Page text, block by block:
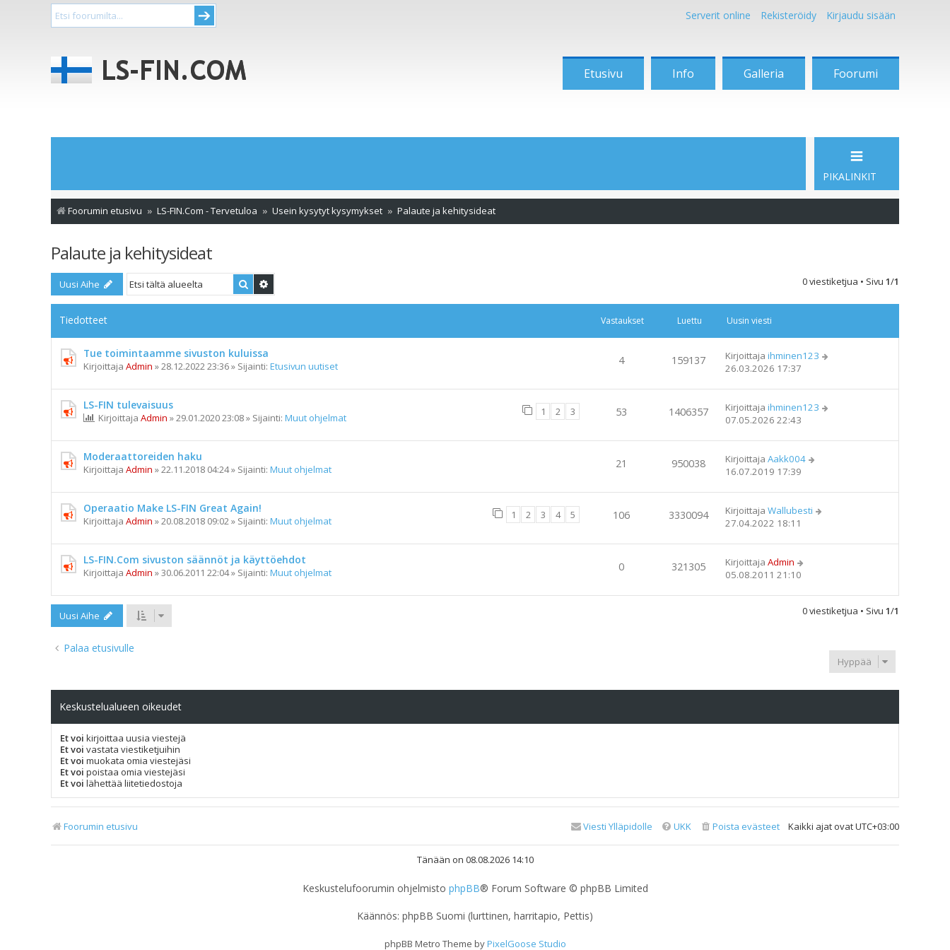
Serverit online Rekisteröidy Kirjaudu sisään
Etusivu Info Galleria Foorumi
PIKALINKIT
Foorumin etusivu LS-FIN.Com - Tervetuloa Usein kysytyt kysymykset Palaute ja kehitysideat
Palaute ja kehitysideat
Uusi Aihe Etsi 0 viestiketjua • Sivu 1/1
Tiedotteet Vastaukset Luettu Uusin viesti
Tue toimintaamme sivuston kuluissa
Kirjoittaja Admin »28.12.2022 23:36» Sijainti: Etusivun uutiset 4 159137 Kirjoittaja ihminen123
26.03.2026 17:37
LS-FIN tulevaisuus
Kirjoittaja Admin »29.01.2020 23:08» Sijainti: Muut ohjelmat 1 2 3 53 1406357 Kirjoittaja ihminen123
07.05.2026 22:43
Moderaattoreiden haku
Kirjoittaja Admin »22.11.2018 04:24» Sijainti: Muut ohjelmat 21 950038 Kirjoittaja Aakk004
16.07.2019 17:39
Operaatio Make LS-FIN Great Again!
Kirjoittaja Admin »20.08.2018 09:02» Sijainti: Muut ohjelmat 1 2 3 4 5 106 3330094 Kirjoittaja Wallubesti
27.04.2022 18:11
LS-FIN.Com sivuston säännöt ja käyttöehdot
Kirjoittaja Admin »30.06.2011 22:04» Sijainti: Muut ohjelmat 0 321305 Kirjoittaja Admin
05.08.2011 21:10
Uusi Aihe 0 viestiketjua • Sivu 1/1
Palaa etusivulle
Hyppää
Keskustelualueen oikeudet
Et voi kirjoittaa uusia viestejä
Et voi vastata viestiketjuihin
Et voi muokata omia viestejäsi
Et voi poistaa omia viestejäsi
Et voi lähettää liitetiedostoja
Foorumin etusivu Kaikki ajat ovatUTC+03:00
Poista evästeet
UKK
Viesti Ylläpidolle
Tänään on 08.08.2026 14:10
Keskustelufoorumin ohjelmisto phpBB® Forum Software © phpBB Limited
Käännös: phpBB Suomi (lurttinen, harritapio, Pettis)
phpBB Metro Theme byPixelGoose Studio